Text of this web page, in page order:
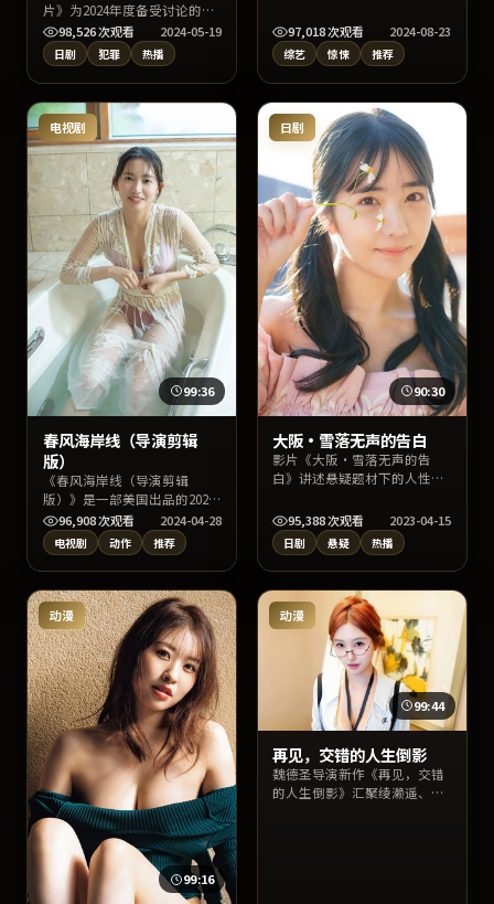
片》为2024年度备受讨论的日
本犯罪片，主演张子枫、宋慧
乔、木村拓哉与导演岩井俊二
的合作火花十足。影片在情节
反转与人物动机刻画上均有亮
点，适宜深夜沉浸式追剧或周
末家庭观影。
98,526次观看 2024-05-19
日剧 犯罪 热播
联合出演。剧情兼顾悬念与情
感温度，上线后适合通过片
名、导演或演员名检索找到高
清片源。
97,018次观看 2024-08-23
综艺 惊悚 推荐
电视剧
99:36
春风海岸线（导演剪辑
版）
《春风海岸线（导演剪辑
版）》是一部美国出品的2024
年动作电视剧，由奉俊昊执
导，周迅、倪妮、沈腾等主
演。影片以写实叙事呈现人物
抉择与城市肌理，情感张力饱
满，适合在线高清完整观看与
收藏片单。
96,908次观看 2024-04-28
电视剧 动作 推荐
日剧
90:30
大阪·雪落无声的告白
影片《大阪·雪落无声的告
白》讲述悬疑题材下的人性明
张译、张子枫、裴斗娜领衔主
演。上线以来口碑稳健，适合
喜爱日本影视与高质量对白的
观众检索收看。
95,388次观看 2023-04-15
日剧 悬疑 热播
动漫
99:16
动漫
99:44
再见，交错的人生倒影
魏德圣导演新作《再见，交错
的人生倒影》汇聚绫濑遥、赵